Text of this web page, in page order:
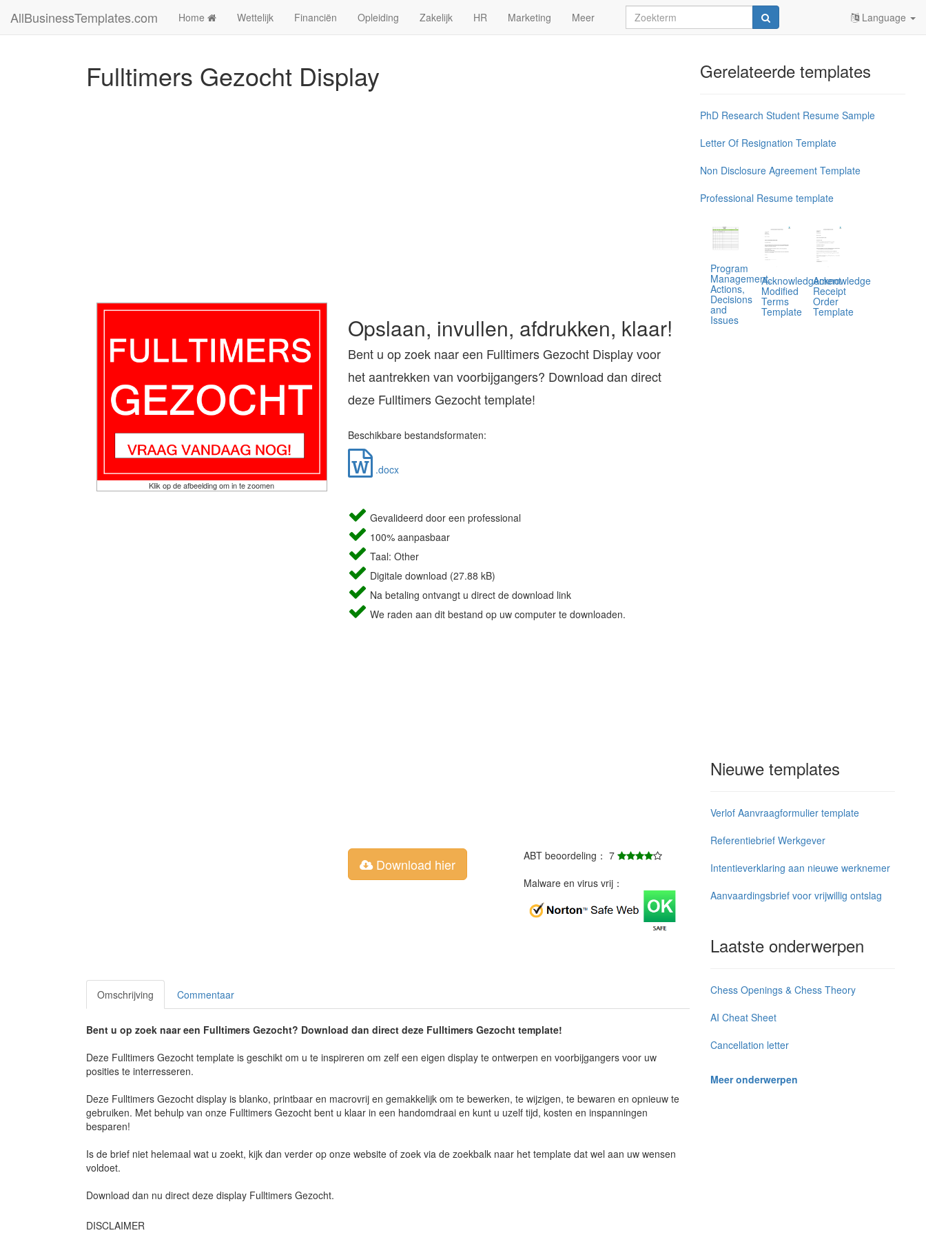
AllBusinessTemplates.com Home Wettelijk Financiën Opleiding Zakelijk HR Marketing Meer Language
Fulltimers Gezocht Display
Klik op de afbeelding om in te zoomen
Opslaan, invullen, afdrukken, klaar!
Bent u op zoek naar een Fulltimers Gezocht Display voor
het aantrekken van voorbijgangers? Download dan direct
deze Fulltimers Gezocht template!
Beschikbare bestandsformaten:
.docx
Gevalideerd door een professional
100% aanpasbaar
Taal: Other
Digitale download (27.88 kB)
Na betaling ontvangt u direct de download link
We raden aan dit bestand op uw computer te downloaden.
Download hier
ABT beoordeling： 7
Malware en virus vrij：
Omschrijving Commentaar
Bent u op zoek naar een Fulltimers Gezocht? Download dan direct deze Fulltimers Gezocht template!
Deze Fulltimers Gezocht template is geschikt om u te inspireren om zelf een eigen display te ontwerpen en voorbijgangers voor uw
posities te interresseren.
Deze Fulltimers Gezocht display is blanko, printbaar en macrovrij en gemakkelijk om te bewerken, te wijzigen, te bewaren en opnieuw te
gebruiken. Met behulp van onze Fulltimers Gezocht bent u klaar in een handomdraai en kunt u uzelf tijd, kosten en inspanningen
besparen!
Is de brief niet helemaal wat u zoekt, kijk dan verder op onze website of zoek via de zoekbalk naar het template dat wel aan uw wensen
voldoet.
Download dan nu direct deze display Fulltimers Gezocht.
DISCLAIMER
Gerelateerde templates
PhD Research Student Resume Sample
Letter Of Resignation Template
Non Disclosure Agreement Template
Professional Resume template
Program
Management,
Actions,
Decisions
and
Issues
Acknowledgement
Modified
Terms
Template
Acknowledge
Receipt
Order
Template
Nieuwe templates
Verlof Aanvraagformulier template
Referentiebrief Werkgever
Intentieverklaring aan nieuwe werknemer
Aanvaardingsbrief voor vrijwillig ontslag
Laatste onderwerpen
Chess Openings & Chess Theory
AI Cheat Sheet
Cancellation letter
Meer onderwerpen